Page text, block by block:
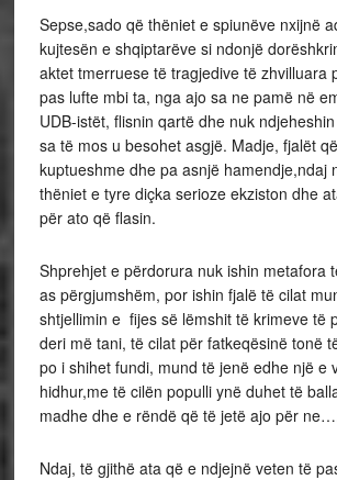
Sepse,sado që thëniet e spiunëve nxijnë
kujtesën e shqiptarëve si ndonjë
aktet tmerruese të tragjedive të zhvilluara
pas lufte mbi ta, nga ajo sa ne pamë në
UDB-istët, flisnin qartë dhe nuk
sa të mos u besohet asgjë. Madje, fjalët
kuptueshme dhe pa asnjë hamendje,ndaj
thëniet e tyre diçka serioze ekziston dhe
për ato që flasin.
Shprehjet e përdorura nuk ishin metafora
as përgjumshëm, por ishin fjalë të cilat
shtjellimin e fijes së lëmshit të krimeve të
deri më tani, të cilat për fatkeqësinë tonë
po i shihet fundi, mund të jenë edhe një e
hidhur,me të cilën populli ynë duhet të
madhe dhe e rëndë që të jetë ajo për
Ndaj, të gjithë ata që e ndjejnë veten të